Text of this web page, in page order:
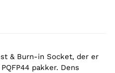
& Burn-in Socket, der er
pakker. Dens